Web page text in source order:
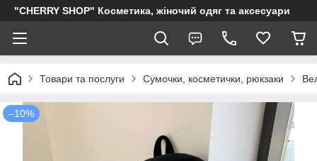
"CHERRY SHOP" Косметика, жіночий одяг та аксесуари
Товари та послуги Сумочки, косметички, рюкзаки
–10%